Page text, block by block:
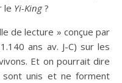
le Yi-King?
de lecture » conçue par
ans av. J-C) sur les
Et on pourrait dire
sont unis et ne forment